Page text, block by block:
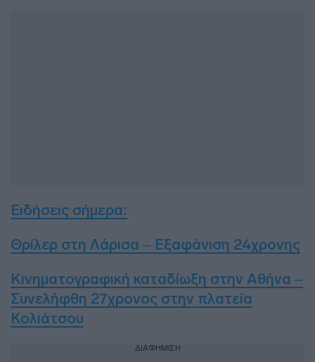
Ειδήσεις σήμερα:
Θρίλερ στη Λάρισα – Εξαφάνιση 24χρονης
Κινηματογραφική καταδίωξη στην Αθήνα –
Συνελήφθη 27χρονος στην πλατεία
Κολιάτσου
ΔΙΑΦΗΜΙΣΗ